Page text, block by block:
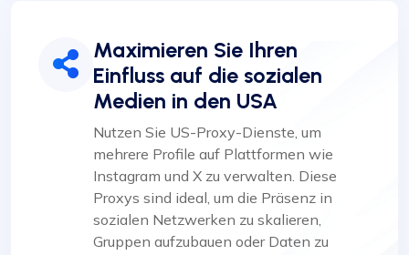
Maximieren Sie Ihren
Einfluss auf die sozialen
Medien in den USA
Nutzen Sie US-Proxy-Dienste, um
mehrere Profile auf Plattformen wie
Instagram und X zu verwalten. Diese
Proxys sind ideal, um die Präsenz in
sozialen Netzwerken zu skalieren,
Gruppen aufzubauen oder Daten zu